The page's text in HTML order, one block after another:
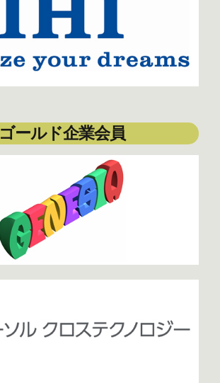
ゴールド企業会員